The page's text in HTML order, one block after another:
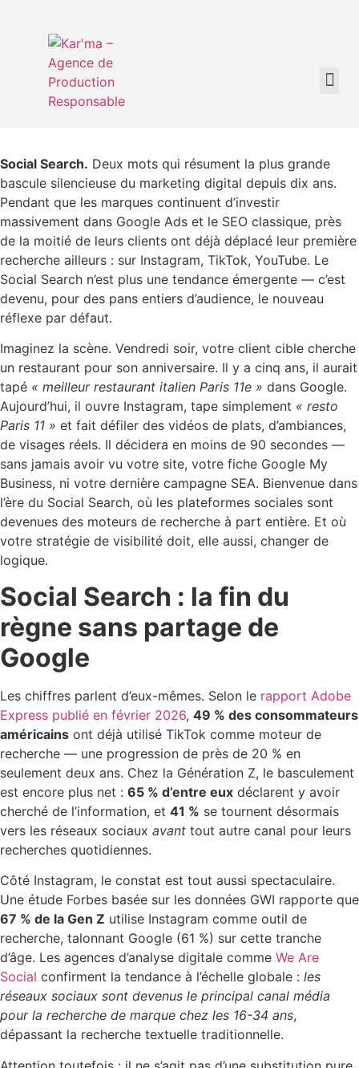
Social Search. Deux mots qui résument la plus grande
bascule silencieuse du marketing digital depuis dix ans.
Pendant que les marques continuent d’investir
massivement dans Google Ads et le SEO classique, près
de la moitié de leurs clients ont déjà déplacé leur première
recherche ailleurs : sur Instagram, TikTok, YouTube. Le
Social Search n’est plus une tendance émergente — c’est
devenu, pour des pans entiers d’audience, le nouveau
réflexe par défaut.
Imaginez la scène. Vendredi soir, votre client cible cherche
un restaurant pour son anniversaire. Il y a cinq ans, il aurait
tapé « meilleur restaurant italien Paris 11e » dans Google.
Aujourd’hui, il ouvre Instagram, tape simplement « resto
Paris 11 » et fait défiler des vidéos de plats, d’ambiances,
de visages réels. Il décidera en moins de 90 secondes —
sans jamais avoir vu votre site, votre fiche Google My
Business, ni votre dernière campagne SEA. Bienvenue dans
l’ère du Social Search, où les plateformes sociales sont
devenues des moteurs de recherche à part entière. Et où
votre stratégie de visibilité doit, elle aussi, changer de
logique.
Social Search : la fin du
règne sans partage de
Google
Les chiffres parlent d’eux-mêmes. Selon le rapport Adobe
Express publié en février 2026, 49 % des consommateurs
américains ont déjà utilisé TikTok comme moteur de
recherche — une progression de près de 20 % en
seulement deux ans. Chez la Génération Z, le basculement
est encore plus net : 65 % d’entre eux déclarent y avoir
cherché de l’information, et 41 % se tournent désormais
vers les réseaux sociaux avant tout autre canal pour leurs
recherches quotidiennes.
Côté Instagram, le constat est tout aussi spectaculaire.
Une étude Forbes basée sur les données GWI rapporte que
67 % de la Gen Z utilise Instagram comme outil de
recherche, talonnant Google (61 %) sur cette tranche
d’âge. Les agences d’analyse digitale comme We Are
Social confirment la tendance à l’échelle globale : les
réseaux sociaux sont devenus le principal canal média
pour la recherche de marque chez les 16-34 ans,
dépassant la recherche textuelle traditionnelle.